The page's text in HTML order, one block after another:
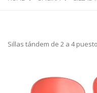
Sillas tándem de 2 a 4